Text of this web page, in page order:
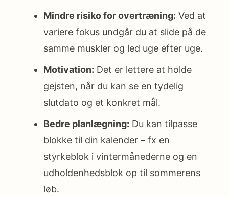
Mindre risiko for overtræning: Ved at
variere fokus undgår du at slide på de
samme muskler og led uge efter uge.
Motivation: Det er lettere at holde
gejsten, når du kan se en tydelig
slutdato og et konkret mål.
Bedre planlægning: Du kan tilpasse
blokke til din kalender – fx en
styrkeblok i vintermånederne og en
udholdenhedsblok op til sommerens
løb.